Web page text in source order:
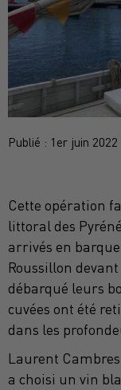
Publié : 1er juin
Cette opération
littoral des
arrivés en
Roussillon
débarqué leurs
cuvées ont été
dans les
Laurent
a choisi un vin